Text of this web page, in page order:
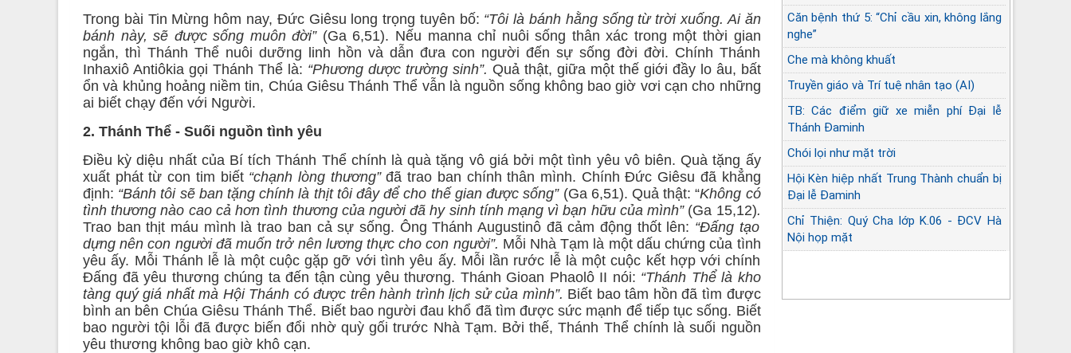
Trong bài Tin Mừng hôm nay, Đức Giêsu long trọng tuyên bố: “Tôi là bánh hằng sống từ trời xuống. Ai ăn
bánh này, sẽ được sống muôn đời”(Ga 6,51). Nếu manna chỉ nuôi sống thân xác trong một thời gian
ngắn, thì Thánh Thể nuôi dưỡng linh hồn và dẫn đưa con người đến sự sống đời đời. Chính Thánh
Inhaxiô Antiôkia gọi Thánh Thể là: “Phương dược trường sinh”. Quả thật, giữa một thế giới đầy lo âu, bất
ổn và khủng hoảng niềm tin, Chúa Giêsu Thánh Thể vẫn là nguồn sống không bao giờ vơi cạn cho những
ai biết chạy đến với Người.
2. Thánh Thể - Suối nguồn tình yêu
Điều kỳ diệu nhất của Bí tích Thánh Thể chính là quà tặng vô giá bởi một tình yêu vô biên. Quà tặng ấy
xuất phát từ con tim biết “chạnh lòng thương”đã trao ban chính thân mình. Chính Đức Giêsu đã khẳng
định: “Bánh tôi sẽ ban tặng chính là thịt tôi đây để cho thế gian được sống”(Ga 6,51). Quả thật: “Không có
tình thương nào cao cả hơn tình thương của người đã hy sinh tính mạng vì bạn hữu của mình”(Ga 15,12).
Trao ban thịt máu mình là trao ban cả sự sống. Ông Thánh Augustinô đã cảm động thốt lên: “Đấng tạo
dựng nên con người đã muốn trở nên lương thực cho con người”. Mỗi Nhà Tạm là một dấu chứng của tình
yêu ấy. Mỗi Thánh lễ là một cuộc gặp gỡ với tình yêu ấy. Mỗi lần rước lễ là một cuộc kết hợp với chính
Đấng đã yêu thương chúng ta đến tận cùng yêu thương. Thánh Gioan Phaolô II nói: “Thánh Thể là kho
tàng quý giá nhất mà Hội Thánh có được trên hành trình lịch sử của mình”. Biết bao tâm hồn đã tìm được
bình an bên Chúa Giêsu Thánh Thể. Biết bao người đau khổ đã tìm được sức mạnh để tiếp tục sống. Biết
bao người tội lỗi đã được biến đổi nhờ quỳ gối trước Nhà Tạm. Bởi thế, Thánh Thể chính là suối nguồn
yêu thương không bao giờ khô cạn.
Căn bệnh thứ 5: “Chỉ cầu xin, không lắng
nghe”
Che mà không khuất
Truyền giáo và Trí tuệ nhân tạo (AI)
TB: Các điểm giữ xe miễn phí Đại lễ
Thánh Đaminh
Chói lọi như mặt trời
Hội Kèn hiệp nhất Trung Thành chuẩn bị
Đại lễ Đaminh
Chỉ Thiện: Quý Cha lớp K.06 - ĐCV Hà
Nội họp mặt